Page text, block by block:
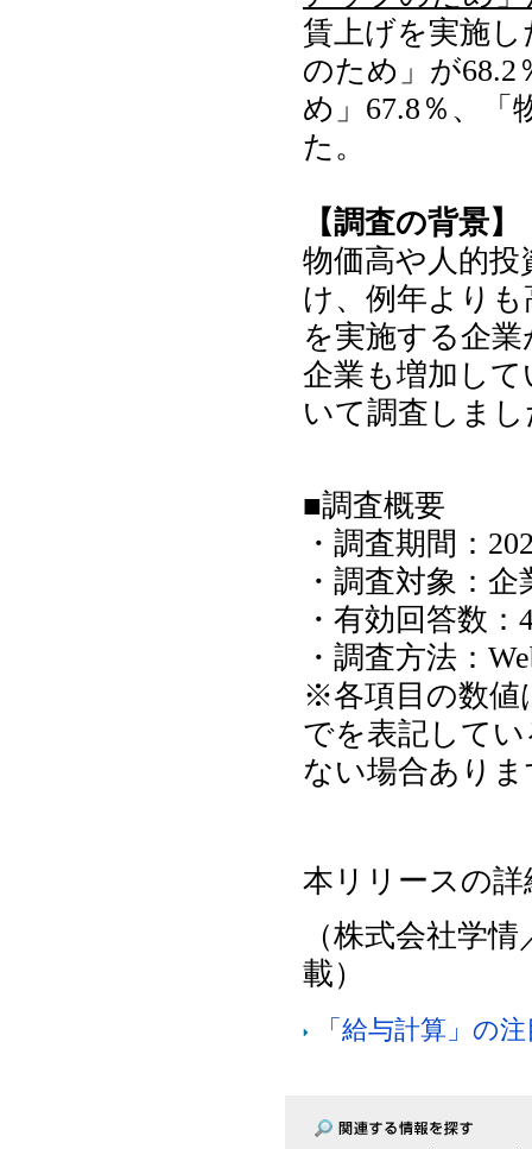
賃上げを実施
のため」が68.2
め」67.8％、「
た。
【調査の背景】
物価高や人的
け、例年より
を実施する企
企業も増加し
いて調査しま
■調査概要
・調査期間：
・調査対象：
・有効回答数：
・調査方法：
※各項目の数値
でを表記して
ない場合あり
本リリースの詳
（株式会社学
載）
「給与計算」の